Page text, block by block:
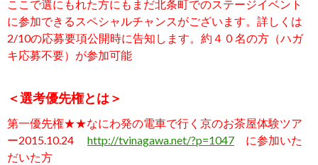
ここで選にもれた方にもまだ北条町でのステージイベント
に参加できるスペシャルチャンスがございます。詳しくは
2/10の応募要項公開時に告知します。約４０名の方（ハガ
キ応募不要）が参加可能
＜選考優先権とは＞
第一優先権★★なにわ発の電車で行く京のお茶屋体験ツア
ー2015.10.24 http://tvinagawa.net/?p=1047 に参加いた
だいた方